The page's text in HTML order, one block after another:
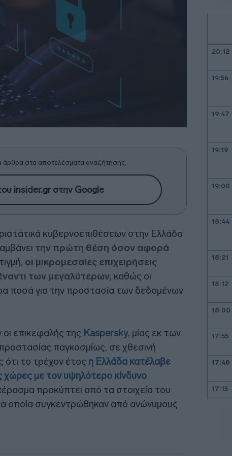
στα αποτελέσματα αναζήτησης.
insider.gr στην Google
κυβερνοεπιθέσεων στην Ελλάδα
την πρώτη θέση όσον αφορά
οι μικρομεσαίες επιχειρήσεις
των μεγαλύτερων, καθώς οι
ποσά για την προστασία των δεδομένων
επικεφαλής της Kaspersky, μίας εκ των
παγκοσμίως, σε χθεσινή
το τρέχον έτος η Ελλάδα κατέλαβε
με τον υψηλότερο κίνδυνο
προκύπτει από τα στοιχεία του
οποία συγκεντρώθηκαν από ανώνυμους
20:12
19:56
19:47
19:19
19:00
18:44
18:21
18:12
18:00
17:55
17:48
17:15